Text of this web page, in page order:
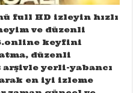
full HD izleyin hızlı
ve düzenli
keyfini
düzenli
yerli-yabancı
en iyi izleme